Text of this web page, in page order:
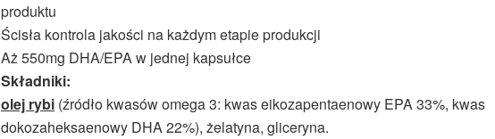
produktu
Ścisła kontrola jakości na każdym etapie produkcji
Aż 550mg DHA/EPA w jednej kapsułce
Składniki:
olej rybi (źródło kwasów omega 3: kwas eikozapentaenowy EPA 33%, kwas
dokozaheksaenowy DHA 22%), żelatyna, gliceryna.